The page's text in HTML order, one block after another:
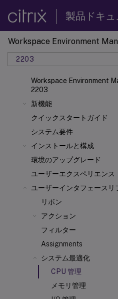
製品ドキュ
Workspace Environment
2203
Workspace Environment
2203
新機能
クイックスタートガイド
システム要件
インストールと構成
環境のアップグレード
ユーザーエクスペリエンス
ユーザーインタフェースリ
リボン
アクション
フィルター
Assignments
システム最適化
CPU 管理
メモリ管理